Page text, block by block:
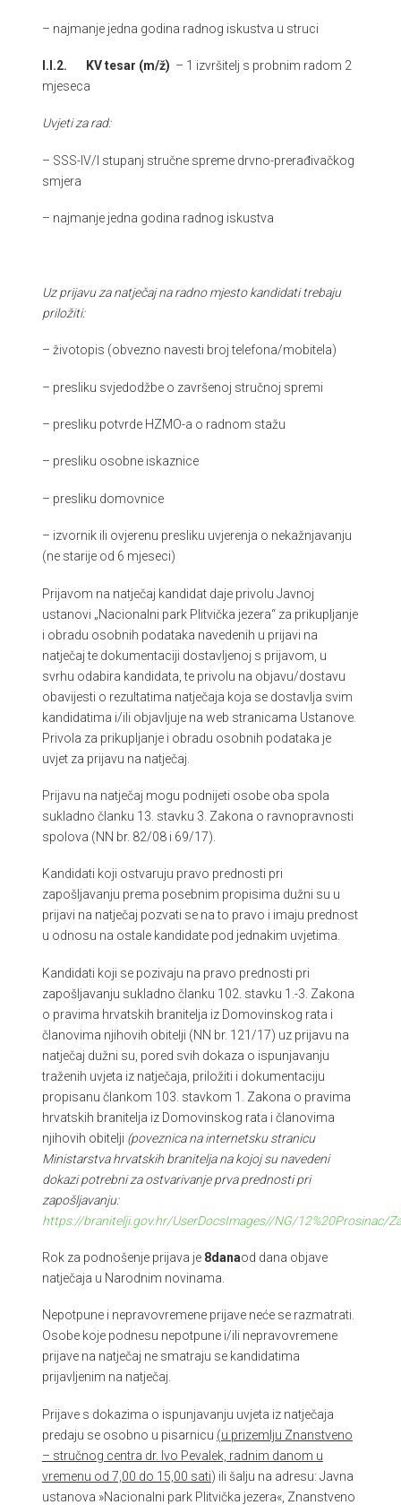
– najmanje jedna godina radnog iskustva u struci
I.I.2. KV tesar (m/ž) – 1 izvršitelj s probnim radom 2
mjeseca
Uvjeti za rad:
– SSS-IV/I stupanj stručne spreme drvno-prerađivačkog
smjera
– najmanje jedna godina radnog iskustva
Uz prijavu za natječaj na radno mjesto kandidati trebaju
priložiti:
– životopis (obvezno navesti broj telefona/mobitela)
– presliku svjedodžbe o završenoj stručnoj spremi
– presliku potvrde HZMO-a o radnom stažu
– presliku osobne iskaznice
– presliku domovnice
– izvornik ili ovjerenu presliku uvjerenja o nekažnjavanju
(ne starije od 6 mjeseci)
Prijavom na natječaj kandidat daje privolu Javnoj
ustanovi „Nacionalni park Plitvička jezera“ za prikupljanje
i obradu osobnih podataka navedenih u prijavi na
natječaj te dokumentaciji dostavljenoj s prijavom, u
svrhu odabira kandidata, te privolu na objavu/dostavu
obavijesti o rezultatima natječaja koja se dostavlja svim
kandidatima i/ili objavljuje na web stranicama Ustanove.
Privola za prikupljanje i obradu osobnih podataka je
uvjet za prijavu na natječaj.
Prijavu na natječaj mogu podnijeti osobe oba spola
sukladno članku 13. stavku 3. Zakona o ravnopravnosti
spolova (NN br. 82/08 i 69/17).
Kandidati koji ostvaruju pravo prednosti pri
zapošljavanju prema posebnim propisima dužni su u
prijavi na natječaj pozvati se na to pravo i imaju prednost
u odnosu na ostale kandidate pod jednakim uvjetima.
Kandidati koji se pozivaju na pravo prednosti pri
zapošljavanju sukladno članku 102. stavku 1.-3. Zakona
o pravima hrvatskih branitelja iz Domovinskog rata i
članovima njihovih obitelji (NN br. 121/17) uz prijavu na
natječaj dužni su, pored svih dokaza o ispunjavanju
traženih uvjeta iz natječaja, priložiti i dokumentaciju
propisanu člankom 103. stavkom 1. Zakona o pravima
hrvatskih branitelja iz Domovinskog rata i članovima
njihovih obitelji (poveznica na internetsku stranicu
Ministarstva hrvatskih branitelja na kojoj su navedeni
dokazi potrebni za ostvarivanje prva prednosti pri
zapošljavanju:
https://branitelji.gov.hr/UserDocsImages//NG/12%20Prosinac/
Rok za podnošenje prijava je 8danaod dana objave
natječaja u Narodnim novinama.
Nepotpune i nepravovremene prijave neće se razmatrati.
Osobe koje podnesu nepotpune i/ili nepravovremene
prijave na natječaj ne smatraju se kandidatima
prijavljenim na natječaj.
Prijave s dokazima o ispunjavanju uvjeta iz natječaja
predaju se osobno u pisarnicu (u prizemlju Znanstveno
– stručnog centra dr. Ivo Pevalek, radnim danom u
vremenu od 7,00 do 15,00 sati) ili šalju na adresu: Javna
ustanova »Nacionalni park Plitvička jezera«, Znanstveno